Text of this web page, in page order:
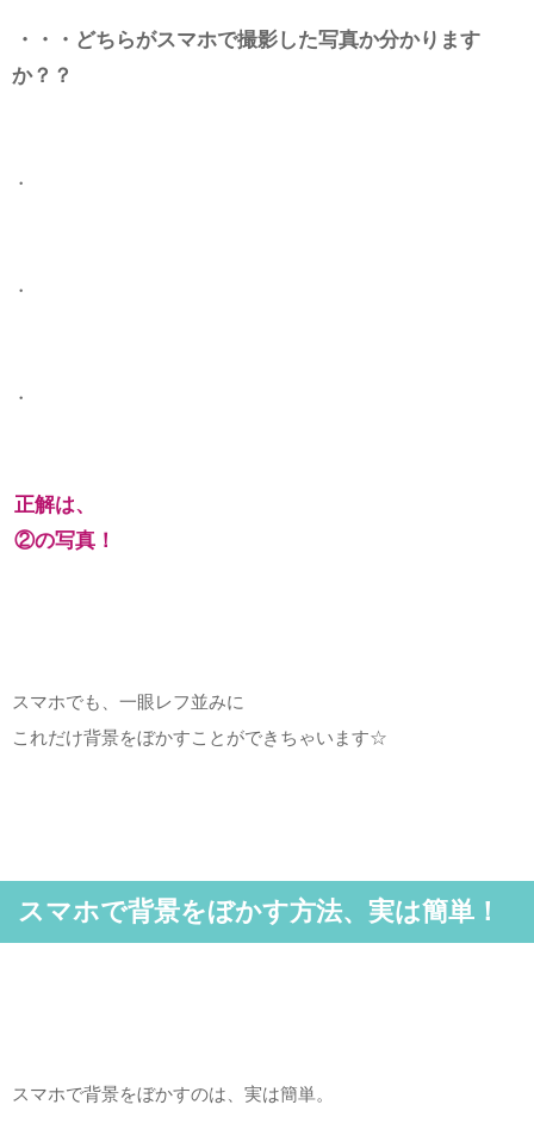
・・・どちらがスマホで撮影した写真か分かります
か？？
・
・
・
正解は、
②の写真！
スマホでも、一眼レフ並みに
これだけ背景をぼかすことができちゃいます☆
スマホで背景をぼかす方法、実は簡単！
スマホで背景をぼかすのは、実は簡単。